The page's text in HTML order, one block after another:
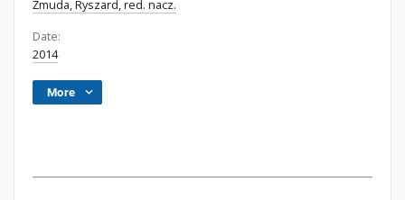
Żmuda, Ryszard, red. nacz.
Date:
2014
More